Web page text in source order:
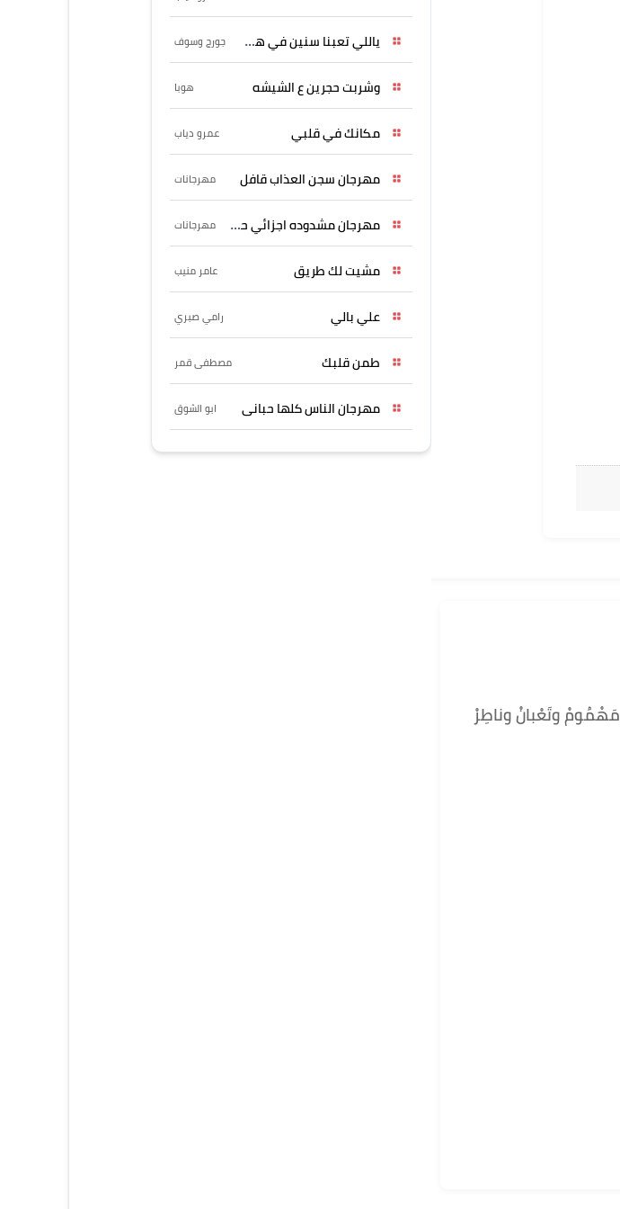
وتَعْبانْ وناطِرْ
ياللي تعبنا سنين في هواه جورج وسوف
وشربت حجرين ع الشيشه هوبا
مكانك في قلبي عمرو دياب
مهرجان سجن العذاب قافل مهرجانات
مهرجان مشدوده اجزائي حربونى مهرجانات
مشيت لك طريق عامر منيب
علي بالي رامي صبري
طمن قلبك مصطفى قمر
مهرجان الناس كلها حبانى ابو الشوق